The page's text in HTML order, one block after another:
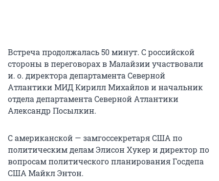
Встреча продолжалась 50 минут. С российской
стороны в переговорах в Малайзии участвовали
и. о. директора департамента Северной
Атлантики МИД Кирилл Михайлов и начальник
отдела департамента Северной Атлантики
Александр Посылкин.
С американской — замгоссекретаря США по
политическим делам Элисон Хукер и директор по
вопросам политического планирования Госдепа
США Майкл Энтон.